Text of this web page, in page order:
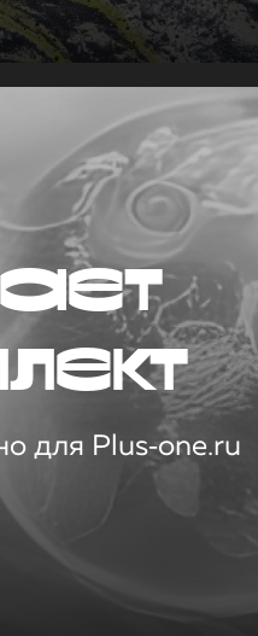
для Plus‑one.ru